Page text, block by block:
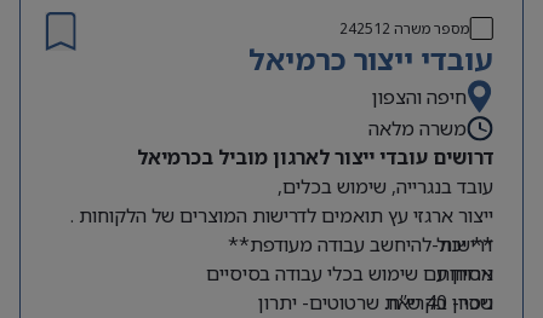
מספר משרה 242512
עובדי ייצור כרמיאל
חיפה והצפון
משרה מלאה
דרושים עובדי ייצור לארגון מוביל בכרמיאל
עובד בנגרייה, שימוש בכלים,
ייצור ארגזי עץ תואמים לדרישות המוצרים של הלקוחות .
דרישות-
ניסיון עם שימוש בכלי עבודה בסיסיים
ניסיון בקריאת שרטוטים- יתרון
** יכול להיחשב עבודה מעודפת**
ארוחות
שכר- 40 ש”ח.